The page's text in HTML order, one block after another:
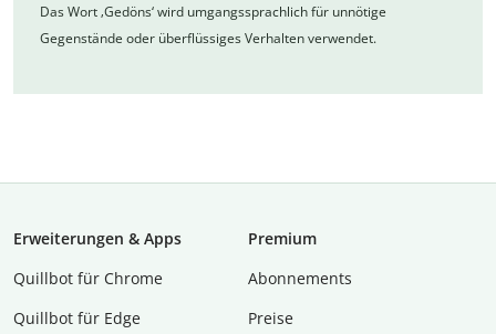
Das Wort ‚Gedöns‘ wird umgangssprachlich für unnötige
Gegenstände oder überflüssiges Verhalten verwendet.
Erweiterungen & Apps
Quillbot für Chrome
Quillbot für Edge
Premium
Abon­ne­ments
Preise